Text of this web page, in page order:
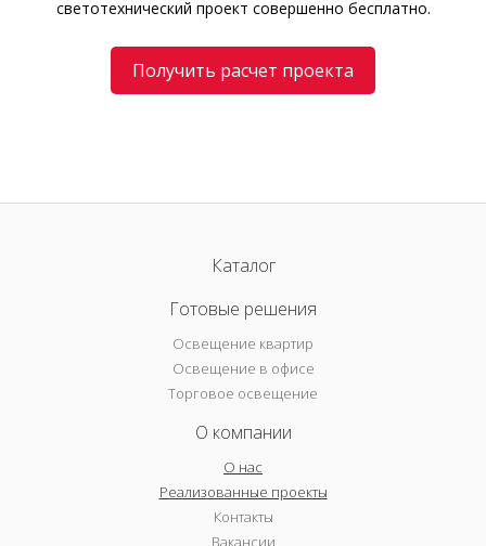
светотехнический проект совершенно бесплатно.
Получить расчет проекта
Каталог
Готовые решения
Освещение квартир
Освещение в офисе
Торговое освещение
О компании
О нас
Реализованные проекты
Контакты
Вакансии